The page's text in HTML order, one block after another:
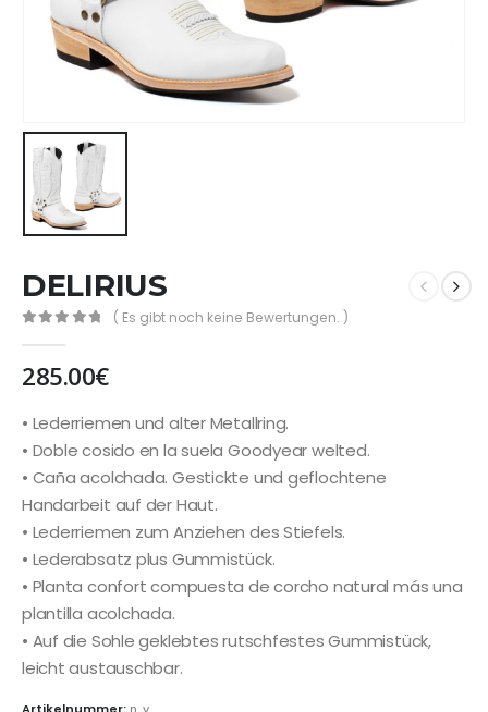
DELIRIUS
( Es gibt noch keine Bewertungen. )
285.00€
• Lederriemen und alter Metallring.
• Doble cosido en la suela Goodyear welted.
• Caña acolchada. Gestickte und geflochtene
Handarbeit auf der Haut.
• Lederriemen zum Anziehen des Stiefels.
• Lederabsatz plus Gummistück.
• Planta confort compuesta de corcho natural más una
plantilla acolchada.
• Auf die Sohle geklebtes rutschfestes Gummistück,
leicht austauschbar.
Artikelnummer: n. v.